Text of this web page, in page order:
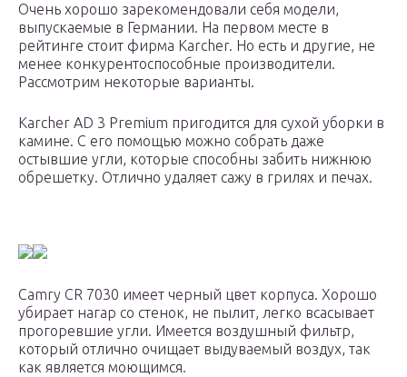
Очень хорошо зарекомендовали себя модели,
выпускаемые в Германии. На первом месте в
рейтинге стоит фирма Karcher. Но есть и другие, не
менее конкурентоспособные производители.
Рассмотрим некоторые варианты.
Karcher AD 3 Premium пригодится для сухой уборки в
камине. С его помощью можно собрать даже
остывшие угли, которые способны забить нижнюю
обрешетку. Отлично удаляет сажу в грилях и печах.
Camry CR 7030 имеет черный цвет корпуса. Хорошо
убирает нагар со стенок, не пылит, легко всасывает
прогоревшие угли. Имеется воздушный фильтр,
который отлично очищает выдуваемый воздух, так
как является моющимся.